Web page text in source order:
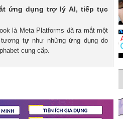
ứng dụng trợ lý AI, tiếp tục
là Meta Platforms đã ra mắt một
tự như những ứng dụng do
cung cấp.